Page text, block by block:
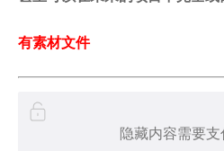
有素材文件
隐藏内容需要支